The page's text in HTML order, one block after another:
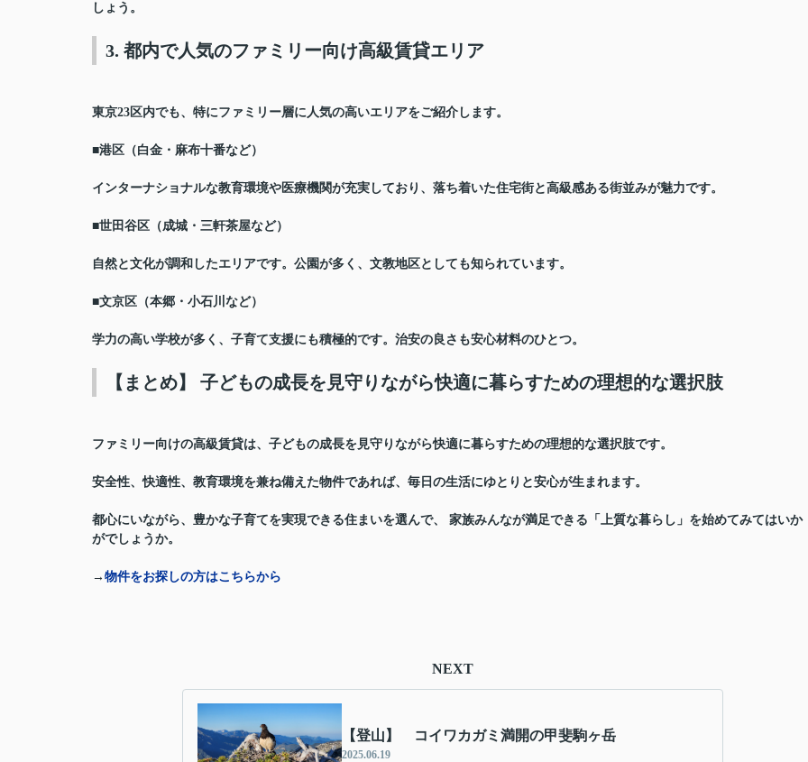
しょう。
3. 都内で人気のファミリー向け高級賃貸エリア
東京23区内でも、特にファミリー層に人気の高いエリアをご紹介します。
■港区（白金・麻布十番など）
インターナショナルな教育環境や医療機関が充実しており、落ち着いた住宅街と高級感ある街並みが魅力です。
■世田谷区（成城・三軒茶屋など）
自然と文化が調和したエリアです。公園が多く、文教地区としても知られています。
■文京区（本郷・小石川など）
学力の高い学校が多く、子育て支援にも積極的です。治安の良さも安心材料のひとつ。
【まとめ】 子どもの成長を見守りながら快適に暮らすための理想的な選択肢
ファミリー向けの高級賃貸は、 子どもの成長を見守りながら快適に暮らすための理想的な選択肢です。
安全性、快適性、教育環境を兼ね備えた物件であれば、毎日の生活にゆとりと安心が生まれます。
都心にいながら、豊かな子育てを実現できる住まいを選んで、 家族みんなが満足できる「上質な暮らし」を始めてみてはいか
がでしょうか。
→ 物件をお探しの方はこちらから
NEXT
【登山】 コイワカガミ満開の甲斐駒ヶ岳
2025.06.19